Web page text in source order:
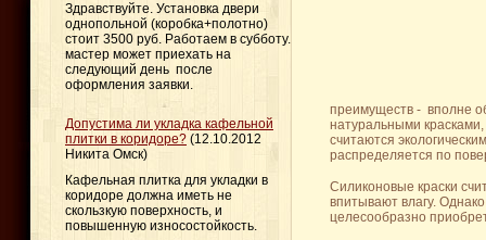
Здравствуйте. Установка двери
однопольной (коробка+полотно)
стоит 3500 руб. Работаем в субботу.
мастер может приехать на
следующий день после
оформления заявки.
Допустима ли укладка кафельной
плитки в коридоре? (12.10.2012
Никита Омск)
Кафельная плитка для укладки в
коридоре должна иметь не
скользкую поверхность, и
повышенную износостойкость.
преимуществ - вполне
натуральными
считаются
распределяется по
Силиконовые краски
впитывают влагу.
целесообразно